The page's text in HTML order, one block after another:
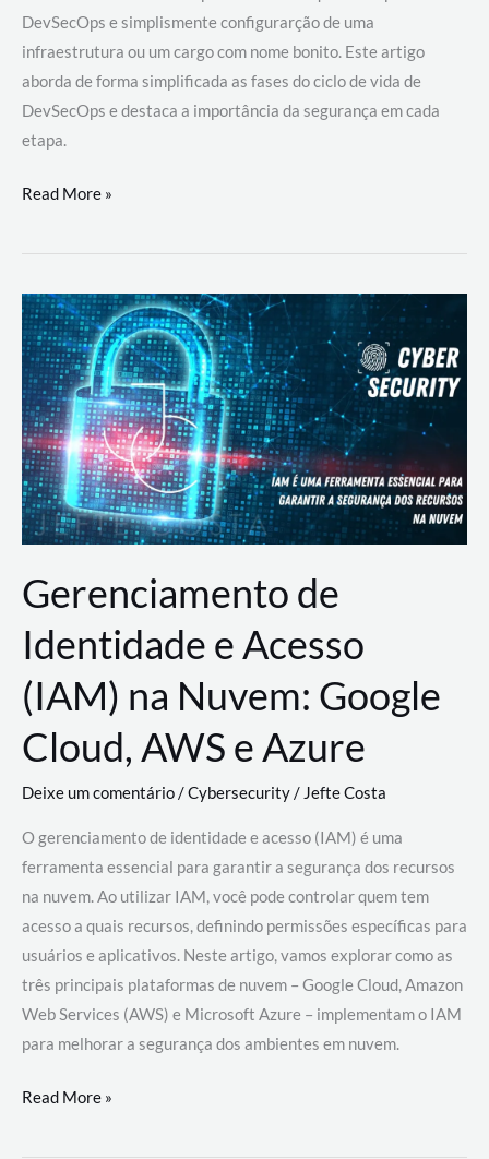
DevSecOps e simplismente configurarção de uma
infraestrutura ou um cargo com nome bonito. Este artigo
aborda de forma simplificada as fases do ciclo de vida de
DevSecOps e destaca a importância da segurança em cada
etapa.
DevSecOps
Prática:
Desenvolvimento,
Segurança
e
Operações
Read More »
Gerenciamento de
Identidade e Acesso
(IAM) na Nuvem: Google
Cloud, AWS e Azure
Deixe um comentário/Cybersecurity/ Jefte Costa
O gerenciamento de identidade e acesso (IAM) é uma
ferramenta essencial para garantir a segurança dos recursos
na nuvem. Ao utilizar IAM, você pode controlar quem tem
acesso a quais recursos, definindo permissões específicas para
usuários e aplicativos. Neste artigo, vamos explorar como as
três principais plataformas de nuvem – Google Cloud, Amazon
Web Services (AWS) e Microsoft Azure – implementam o IAM
para melhorar a segurança dos ambientes em nuvem.
Gerenciamento
Read More »